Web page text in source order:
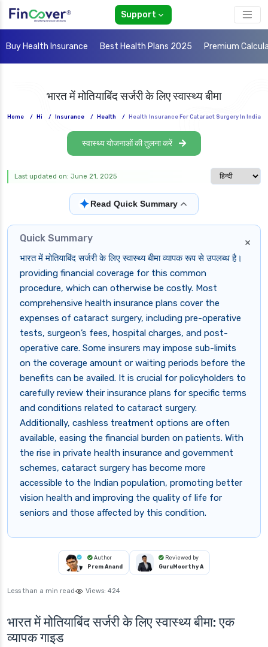
Support
Buy Health Insurance Best Health Plans 2025 Premium
भारत में मोतियाबिंद सर्जरी के लिए स्वास्थ्य बीमा
Home / Hi / Insurance / Health / Health Insurance For Cataract Surgery In India
स्वास्थ्य योजनाओं की तुलना करें
Select
Last updated on: June 21, 2025
✦Read Quick Summary
×
Quick Summary
भारत में मोतियाबिंद सर्जरी के लिए स्वास्थ्य बीमा व्यापक रूप से उपलब्ध है।
providing financial coverage for this common
procedure, which can otherwise be costly. Most
comprehensive health insurance plans cover the
expenses of cataract surgery, including pre-operative
tests, surgeon’s fees, hospital charges, and post-
operative care. Some insurers may impose sub-limits
on the coverage amount or waiting periods before the
benefits can be availed. It is crucial for policyholders to
carefully review their insurance plans for specific terms
and conditions related to cataract surgery.
Additionally, cashless treatment options are often
available, easing the financial burden on patients. With
the rise in private health insurance and government
schemes, cataract surgery has become more
accessible to the Indian population, promoting better
vision health and improving the quality of life for
seniors and those affected by this condition.
Author
Prem Anand
Reviewed by
GuruMoorthy A
Less than a min read Views: 424
भारत में मोतियाबिंद सर्जरी के लिए स्वास्थ्य बीमा: एक
व्यापक गाइड